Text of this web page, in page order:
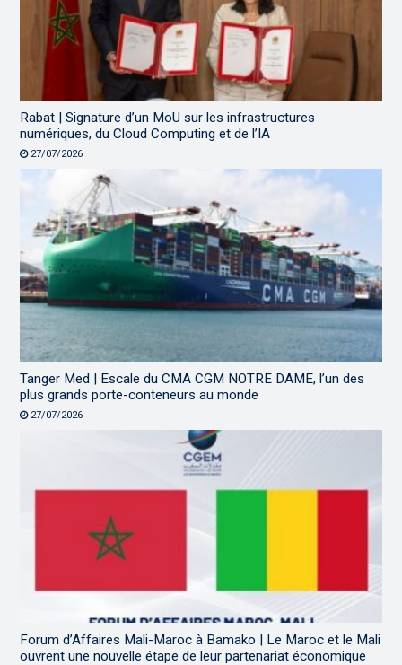
Rabat | Signature d’un MoU sur les infrastructures
numériques, du Cloud Computing et de l’IA
27/07/2026
Tanger Med | Escale du CMA CGM NOTRE DAME, l’un des
plus grands porte-conteneurs au monde
27/07/2026
Forum d’Affaires Mali-Maroc à Bamako | Le Maroc et le Mali
ouvrent une nouvelle étape de leur partenariat économique